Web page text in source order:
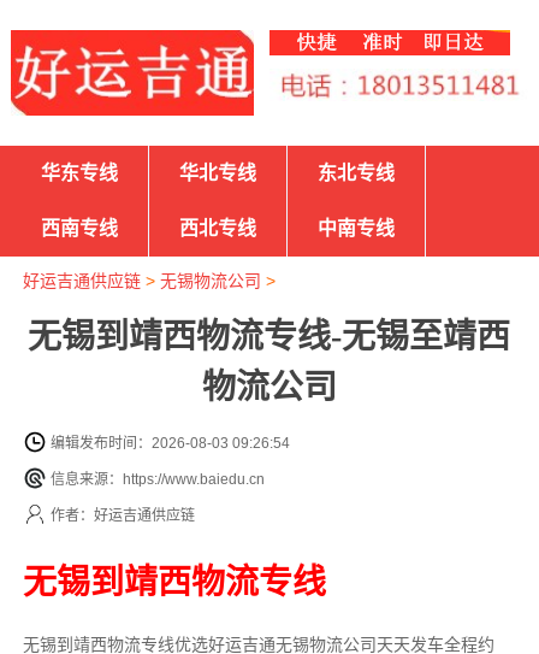
华东专线 华北专线 东北专线
西南专线 西北专线 中南专线
好运吉通供应链> 无锡物流公司 >
无锡到靖西物流专线-无锡至靖西
物流公司
编辑发布时间：2026-08-03 09:26:54
信息来源：https://www.baiedu.cn
作者：好运吉通供应链
无锡到靖西物流专线
无锡到靖西物流专线优选好运吉通无锡物流公司天天发车全程约